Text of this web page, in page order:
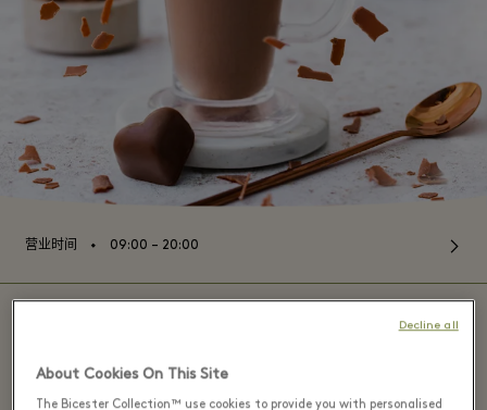
营业时间 ⬩ 09:00 – 20:00
Butler's Chocolate Café - Kildare
About Cookies On This Site
The Bicester Collection™ use cookies to provide you with personalised
Decline all